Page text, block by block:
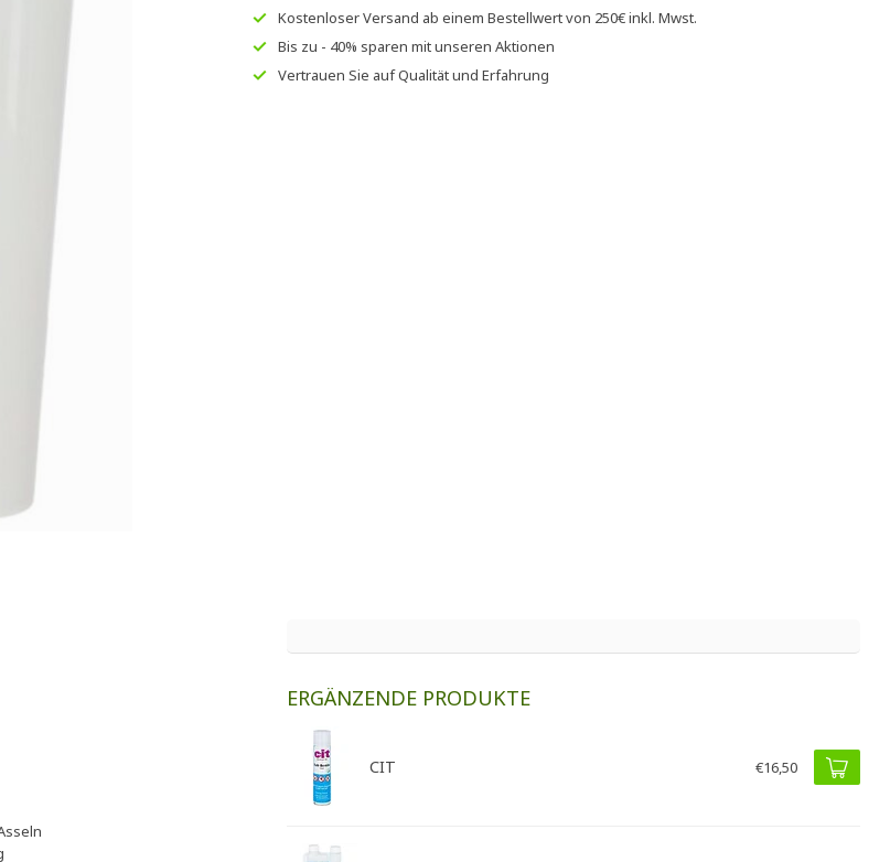
Kostenloser Versand ab einem Bestellwert von 250€inkl. Mwst.
Bis zu - 40% sparen mit unserenAktionen
Vertrauen Sie aufQualität und Erfahrung
ERGÄNZENDE PRODUKTE
CIT €16,50